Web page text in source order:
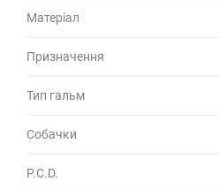
Матеріал
Призначення
Тип гальм
Собачки
P.C.D.